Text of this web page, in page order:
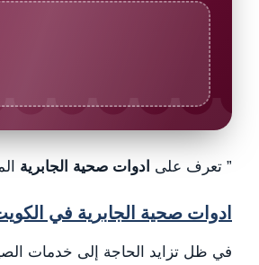
” تعرف على ادوات صحية الجابرية
ادوات صحية الجابرية في
في ظل تزايد الحاجة إلى خدمات